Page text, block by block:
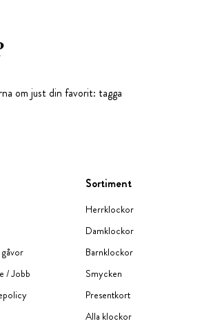
om just din favorit: tagga
/ Jobb
Sortiment
Herrklockor
Damklockor
Barnklockor
Smycken
Presentkort
Alla klockor